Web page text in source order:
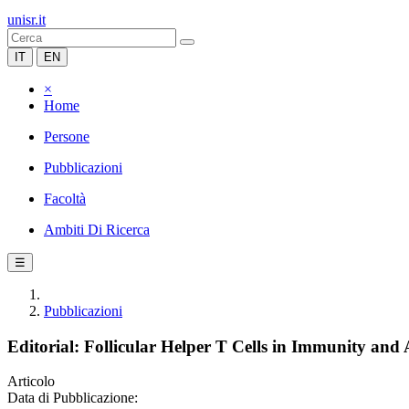
unisr.it
IT EN
×
Home
Persone
Pubblicazioni
Facoltà
Ambiti Di Ricerca
☰
Pubblicazioni
Editorial: Follicular Helper T Cells in Immunity and
Articolo
Data di Pubblicazione: